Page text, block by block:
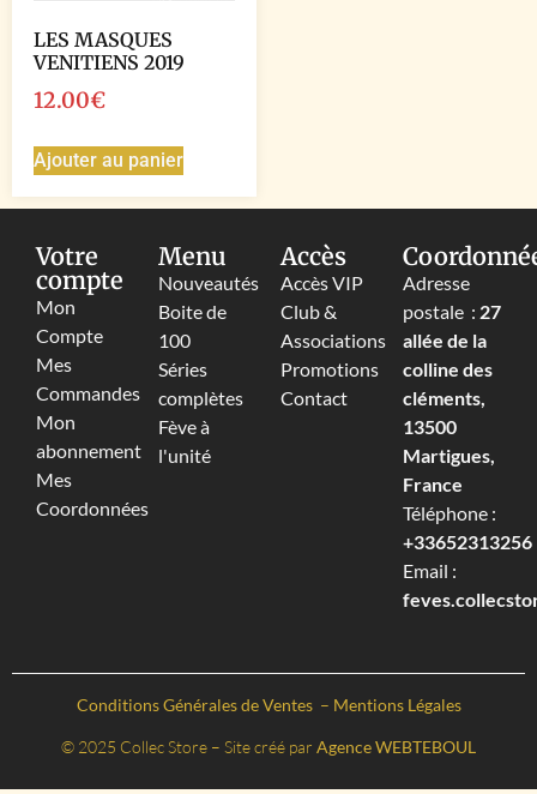
LES MASQUES
VENITIENS 2019
12.00€
Ajouter au panier
Votre
compte
Mon
Compte
Mes
Commandes
Mon
abonnement
Mes
Coordonnées
Menu
Nouveautés
Boite de
100
Séries
complètes
Fève à
l'unité
Accès
Accès VIP
Club &
Associations
Promotions
Contact
Adresse
postale : 27
allée de la
colline des
cléments,
13500
Martigues,
France
Téléphone :
+33652313256‬
Email :
Conditions Générales de Ventes – Mentions Légales
© 2025 Collec Store – Site créé par Agence WEBTEBOUL